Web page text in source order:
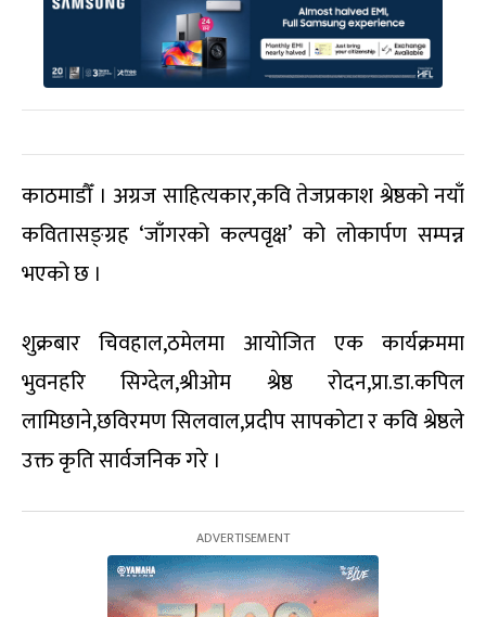
काठमाडौँ । अग्रज साहित्यकार,कवि तेजप्रकाश श्रेष्ठको नयाँ
कवितासङ्ग्रह ‘जाँगरको कल्पवृक्ष’ को लोकार्पण सम्पन्न
भएको छ ।
शुक्रबार चिवहाल,ठमेलमा आयोजित एक कार्यक्रममा
भुवनहरि सिग्देल,श्रीओम श्रेष्ठ रोदन,प्रा.डा.कपिल
लामिछाने,छविरमण सिलवाल,प्रदीप सापकोटा र कवि श्रेष्ठले
उक्त कृति सार्वजनिक गरे ।